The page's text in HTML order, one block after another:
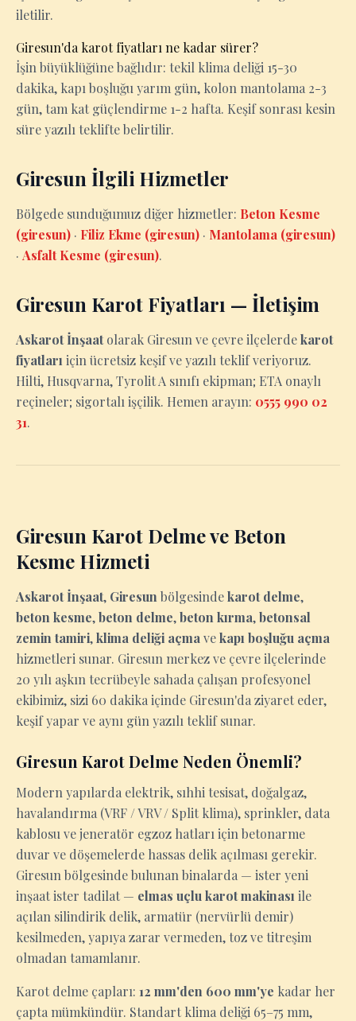
iletilir.
Giresun'da karot fiyatları ne kadar sürer?
İşin büyüklüğüne bağlıdır: tekil klima deliği 15-30
dakika, kapı boşluğu yarım gün, kolon mantolama 2-3
gün, tam kat güçlendirme 1-2 hafta. Keşif sonrası kesin
süre yazılı teklifte belirtilir.
Giresun İlgili Hizmetler
Bölgede sunduğumuz diğer hizmetler: Beton Kesme
(giresun) · Filiz Ekme (giresun) · Mantolama (giresun)
· Asfalt Kesme (giresun).
Giresun Karot Fiyatları — İletişim
Askarot İnşaatolarak Giresun ve çevre ilçelerdekarot
fiyatları için ücretsiz keşif ve yazılı teklif veriyoruz.
Hilti, Husqvarna, Tyrolit A sınıfı ekipman; ETA onaylı
reçineler; sigortalı işçilik. Hemen arayın: 0555 990 02
31.
Giresun Karot Delme ve Beton
Kesme Hizmeti
Askarot İnşaat, Giresun bölgesindekarot delme,
beton kesme,beton delme,beton kırma,betonsal
zemin tamiri,klima deliği açma vekapı boşluğu açma
hizmetleri sunar. Giresun merkez ve çevre ilçelerinde
20 yılı aşkın tecrübeyle sahada çalışan profesyonel
ekibimiz, sizi 60 dakika içinde Giresun'da ziyaret eder,
keşif yapar ve aynı gün yazılı teklif sunar.
Giresun Karot Delme Neden Önemli?
Modern yapılarda elektrik, sıhhi tesisat, doğalgaz,
havalandırma (VRF / VRV / Split klima), sprinkler, data
kablosu ve jeneratör egzoz hatları için betonarme
duvar ve döşemelerde hassas delik açılması gerekir.
Giresun bölgesinde bulunan binalarda — ister yeni
inşaat ister tadilat — elmas uçlu karot makinası ile
açılan silindirik delik, armatür (nervürlü demir)
kesilmeden, yapıya zarar vermeden, toz ve titreşim
olmadan tamamlanır.
Karot delme çapları: 12 mm'den 600 mm'ye kadar her
çapta mümkündür. Standart klima deliği 65–75 mm,